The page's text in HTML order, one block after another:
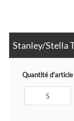
Stanley/Stella
Quantité d'article